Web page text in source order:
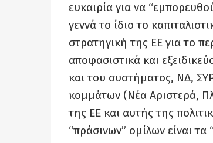
ευκαιρία για να
γεννά το ίδιο το
στρατηγική της ΕΕ για το
αποφασιστικά και
και του συστήματος, ΝΔ,
κομμάτων (Νέα Αριστερά,
της ΕΕ και αυτής της
“πράσινων” ομίλων είναι